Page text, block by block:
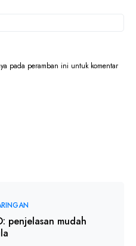
pada peramban ini untuk komentar
penjelasan mudah